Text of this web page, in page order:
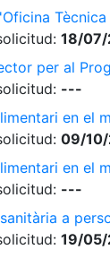
18/07/
per al
---
en el
09/10/
en el
---
a
19/05/